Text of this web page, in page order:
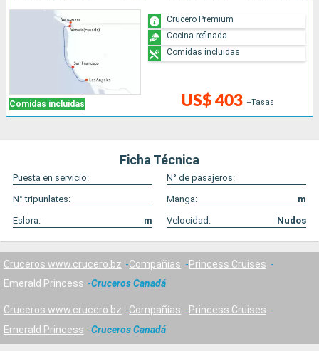
Comidas incluidas US$ 403 +Tasas
Crucero Premium
Cocina refinada
Comidas incluidas
Ficha Técnica
Puesta en servicio:
N° de pasajeros:
N° tripunlates:
Manga:
m
Eslora:
m Velocidad: Nudos
Cruceros www.crucero.bz Compañías
Princess Cruises
Emerald Princess
Cruceros Canadá
Cruceros www.crucero.bz Compañías
Princess Cruises
Emerald Princess
Cruceros Canadá